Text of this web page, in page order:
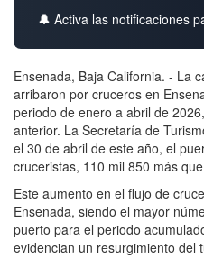
🔔 Activa las notificaciones
Ensenada, Baja California. - La
arribaron por cruceros en
periodo de enero a abril de
anterior. La Secretaría de
el 30 de abril de este año, el
cruceristas, 110 mil 850 más
Este aumento en el flujo de
Ensenada, siendo el mayor
puerto para el periodo
evidencian un resurgimiento del